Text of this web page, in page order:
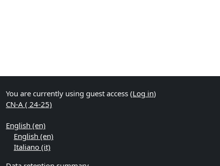
You are currently using guest access (Log in)
CN-A ( 24-25)
English ‎(en)‎
English ‎(en)‎
Italiano ‎(it)‎